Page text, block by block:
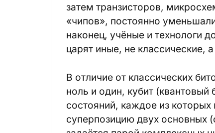
затем транзисторов,
«чипов», постоянно
наконец, учёные и технологи
царят иные, не классические,
В отличие от классических
ноль и один, кубит
состояний, каждое из
суперпозицию двух основных